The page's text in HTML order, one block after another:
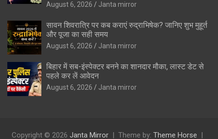
August 6, 2026 Janta mirror
सावन शिवरात्रि पर कब कराएं रुद्राभिषेक? जानिए शुभ मुहूर्त
और पूजा का सही समय
August 6, 2026 Janta mirror
बिहार में सब-इंस्पेक्टर बनने का शानदार मौका, लास्ट डेट से
पहले कर लें आवेदन
August 6, 2026 Janta mirror
Copyright © 2026 Janta Mirror Theme by: Theme Horse